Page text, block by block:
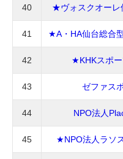
40 ★ヴォスクオーレ
41 ★A・HA仙台総合
42 ★KHKスポー
43 ゼファス
44 NPO法人
45 ★NPO法人ラソ